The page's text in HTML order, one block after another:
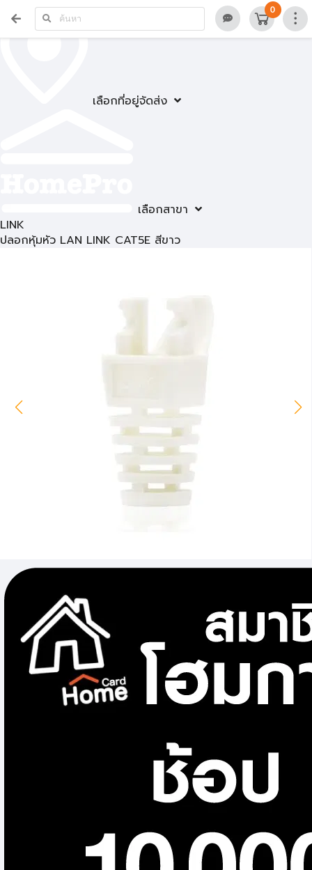
เลือกที่อยู่จัดส่ง
เลือกสาขา
0
LINK
ปลอกหุ้มหัว LAN LINK CAT5E สีขาว